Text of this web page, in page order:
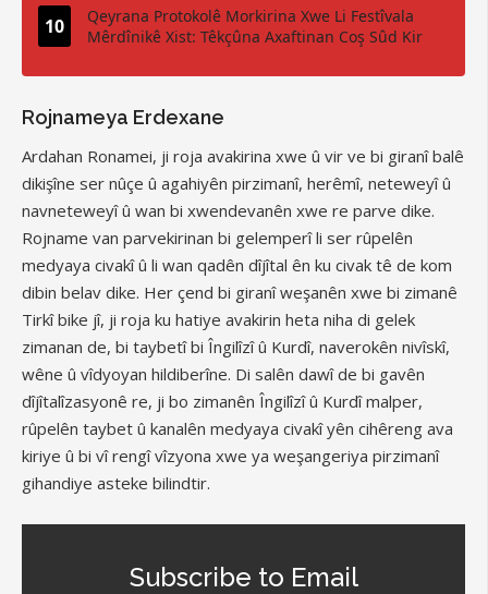
Qeyrana Protokolê Morkirina Xwe Li Festîvala
Mêrdînikê Xist: Têkçûna Axaftinan Coş Sûd Kir
Rojnameya Erdexane
Ardahan Ronamei, ji roja avakirina xwe û vir ve bi giranî balê
dikişîne ser nûçe û agahiyên pirzimanî, herêmî, neteweyî û
navneteweyî û wan bi xwendevanên xwe re parve dike.
Rojname van parvekirinan bi gelemperî li ser rûpelên
medyaya civakî û li wan qadên dîjîtal ên ku civak tê de kom
dibin belav dike. Her çend bi giranî weşanên xwe bi zimanê
Tirkî bike jî, ji roja ku hatiye avakirin heta niha di gelek
zimanan de, bi taybetî bi Îngilîzî û Kurdî, naverokên nivîskî,
wêne û vîdyoyan hildiberîne. Di salên dawî de bi gavên
dîjîtalîzasyonê re, ji bo zimanên Îngilîzî û Kurdî malper,
rûpelên taybet û kanalên medyaya civakî yên cihêreng ava
kiriye û bi vî rengî vîzyona xwe ya weşangeriya pirzimanî
gihandiye asteke bilindtir.
Subscribe to Email